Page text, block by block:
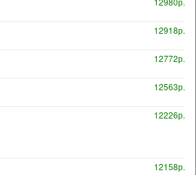
12918р.
12772р.
12563р.
12226р.
12158р.